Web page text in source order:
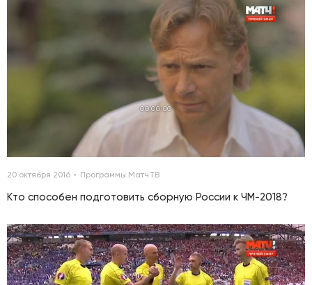
00:00:00
20 октября 2016 Программы МатчТВ
Кто способен подготовить сборную России к ЧМ-2018?